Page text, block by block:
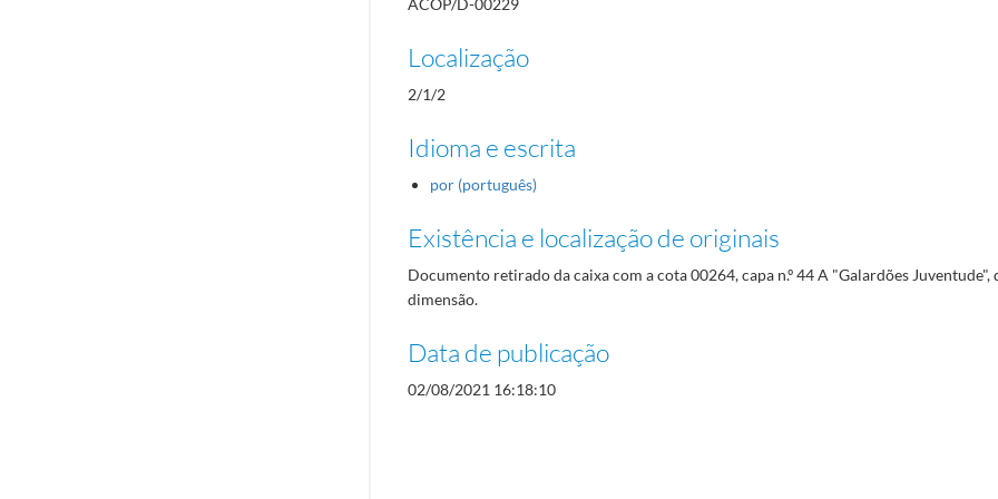
ACOP/D-00229
Localização
2/1/2
Idioma e escrita
por (português)
Existência e localização de originais
Documento retirado da caixa com a cota 00264, capa n.º 44 A "Galardões Juventude",
dimensão.
Data de publicação
02/08/2021 16:18:10